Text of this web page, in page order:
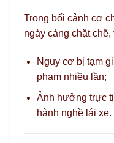
Trong bối cảnh cơ
ngày càng chặt
Nguy cơ bị tạm
phạm nhiều lần;
Ảnh hưởng trực
hành nghề lái xe.